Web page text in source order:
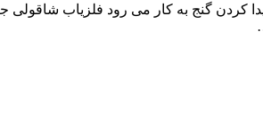
گنج به کار می رود فلزیاب شاقولی